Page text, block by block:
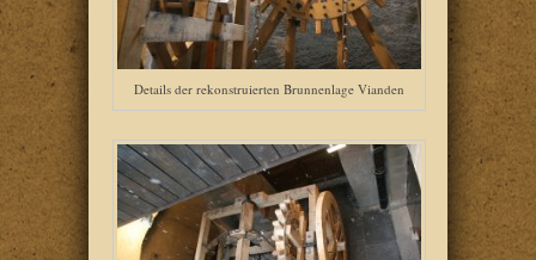
Details der rekonstruierten Brunnenlage Vianden